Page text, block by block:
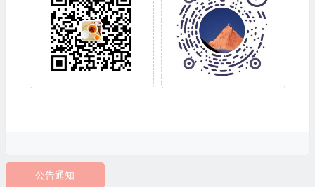
公告通知